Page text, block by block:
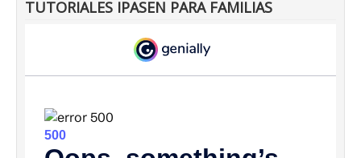
TUTORIALES IPASEN PARA FAMILIAS